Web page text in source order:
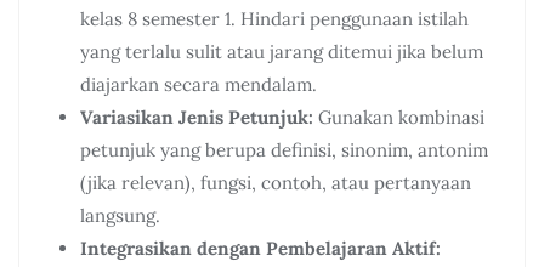
kelas 8 semester 1. Hindari penggunaan istilah
yang terlalu sulit atau jarang ditemui jika belum
diajarkan secara mendalam.
Variasikan Jenis Petunjuk: Gunakan kombinasi
petunjuk yang berupa definisi, sinonim, antonim
(jika relevan), fungsi, contoh, atau pertanyaan
langsung.
Integrasikan dengan Pembelajaran Aktif: